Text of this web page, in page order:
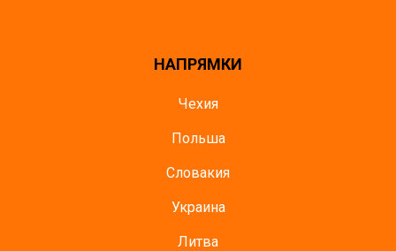
НАПРЯМКИ
Чехия
Польша
Словакия
Украина
Литва